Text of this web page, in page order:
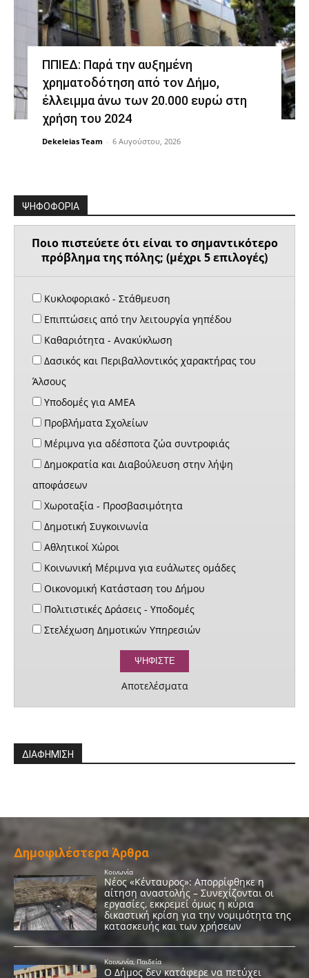
ΠΠΙΕΔ: Παρά την αυξημένη
χρηματοδότηση από τον Δήμο,
έλλειμμα άνω των 20.000 ευρώ στη
χρήση του 2024
Dekeleias Team - 6 Αυγούστου, 2026
ΨΗΦΟΦΟΡΙΑ
Ποιο πιστεύετε ότι είναι το σημαντικότερο
πρόβλημα της πόλης; (μέχρι 5 επιλογές)
Κυκλοφοριακό - Στάθμευση
Επιπτώσεις από την λειτουργία γηπέδου
Καθαριότητα - Ανακύκλωση
Δασικός και Περιβαλλοντικός χαρακτήρας του
Άλσους
Υποδομές για ΑΜΕΑ
Προβλήματα Σχολείων
Μέριμνα για αδέσποτα ζώα συντροφιάς
Δημοκρατία και Διαβούλευση στην λήψη
αποφάσεων
Χωροταξία - Προσβασιμότητα
Δημοτική Συγκοινωνία
Αθλητικοί Χώροι
Κοινωνική Μέριμνα για ευάλωτες ομάδες
Οικονομική Κατάσταση του Δήμου
Πολιτιστικές Δράσεις - Υποδομές
Στελέχωση Δημοτικών Υπηρεσιών
Αποτελέσματα
ΔΙΑΦΗΜΙΣΗ
Δημοφιλέστερα Άρθρα